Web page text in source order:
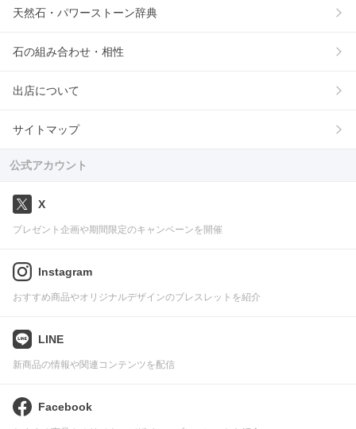
天然石・パワーストーン辞典
石の組み合わせ・相性
出店について
サイトマップ
公式アカウント
X
プレゼント企画や期間限定のキャンペーンを開催
Instagram
おすすめ商品やオリジナルデザインのブレスレットを紹介
LINE
新商品の情報や関連コンテンツを配信
Facebook